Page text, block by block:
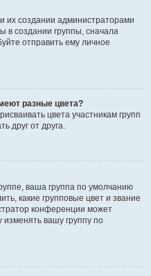
их создании администраторами
в создании группы, сначала
отправить ему личное
разные цвета?
цвета участникам групп
друг от друга.
ваша группа по умолчанию
какие групповые цвет и звание
конференции может
вашу группу по